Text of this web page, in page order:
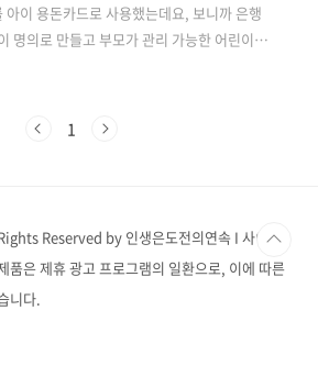
아이 용돈카드로 사용했는데요, 보니까 은행
명의로 만들고 부모가 관리 가능한 어린이
제공하고 있었습니다. 그래서 찾아보고 작
한데 시간 아끼시고 싶은 분들은 아래 내용
1
Reserved by 인생은도전의연속 I 사이트
품은 제휴 광고 프로그램의 일환으로, 이에 따른
니다.